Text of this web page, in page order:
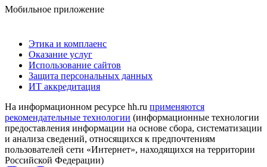
Мобильное приложение
Этика и комплаенс
Оказание услуг
Использование сайтов
Защита персональных данных
ИТ аккредитация
На информационном ресурсе hh.ru применяются
рекомендательные технологии (информационные технологии
предоставления информации на основе сбора, систематизации
и анализа сведений, относящихся к предпочтениям
пользователей сети «Интернет», находящихся на территории
Российской Федерации)